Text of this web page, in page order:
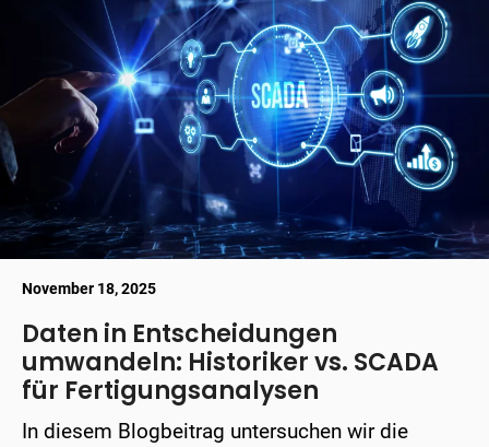
November 18, 2025
Daten in Entscheidungen
umwandeln: Historiker vs. SCADA
für Fertigungsanalysen
In diesem Blogbeitrag untersuchen wir die